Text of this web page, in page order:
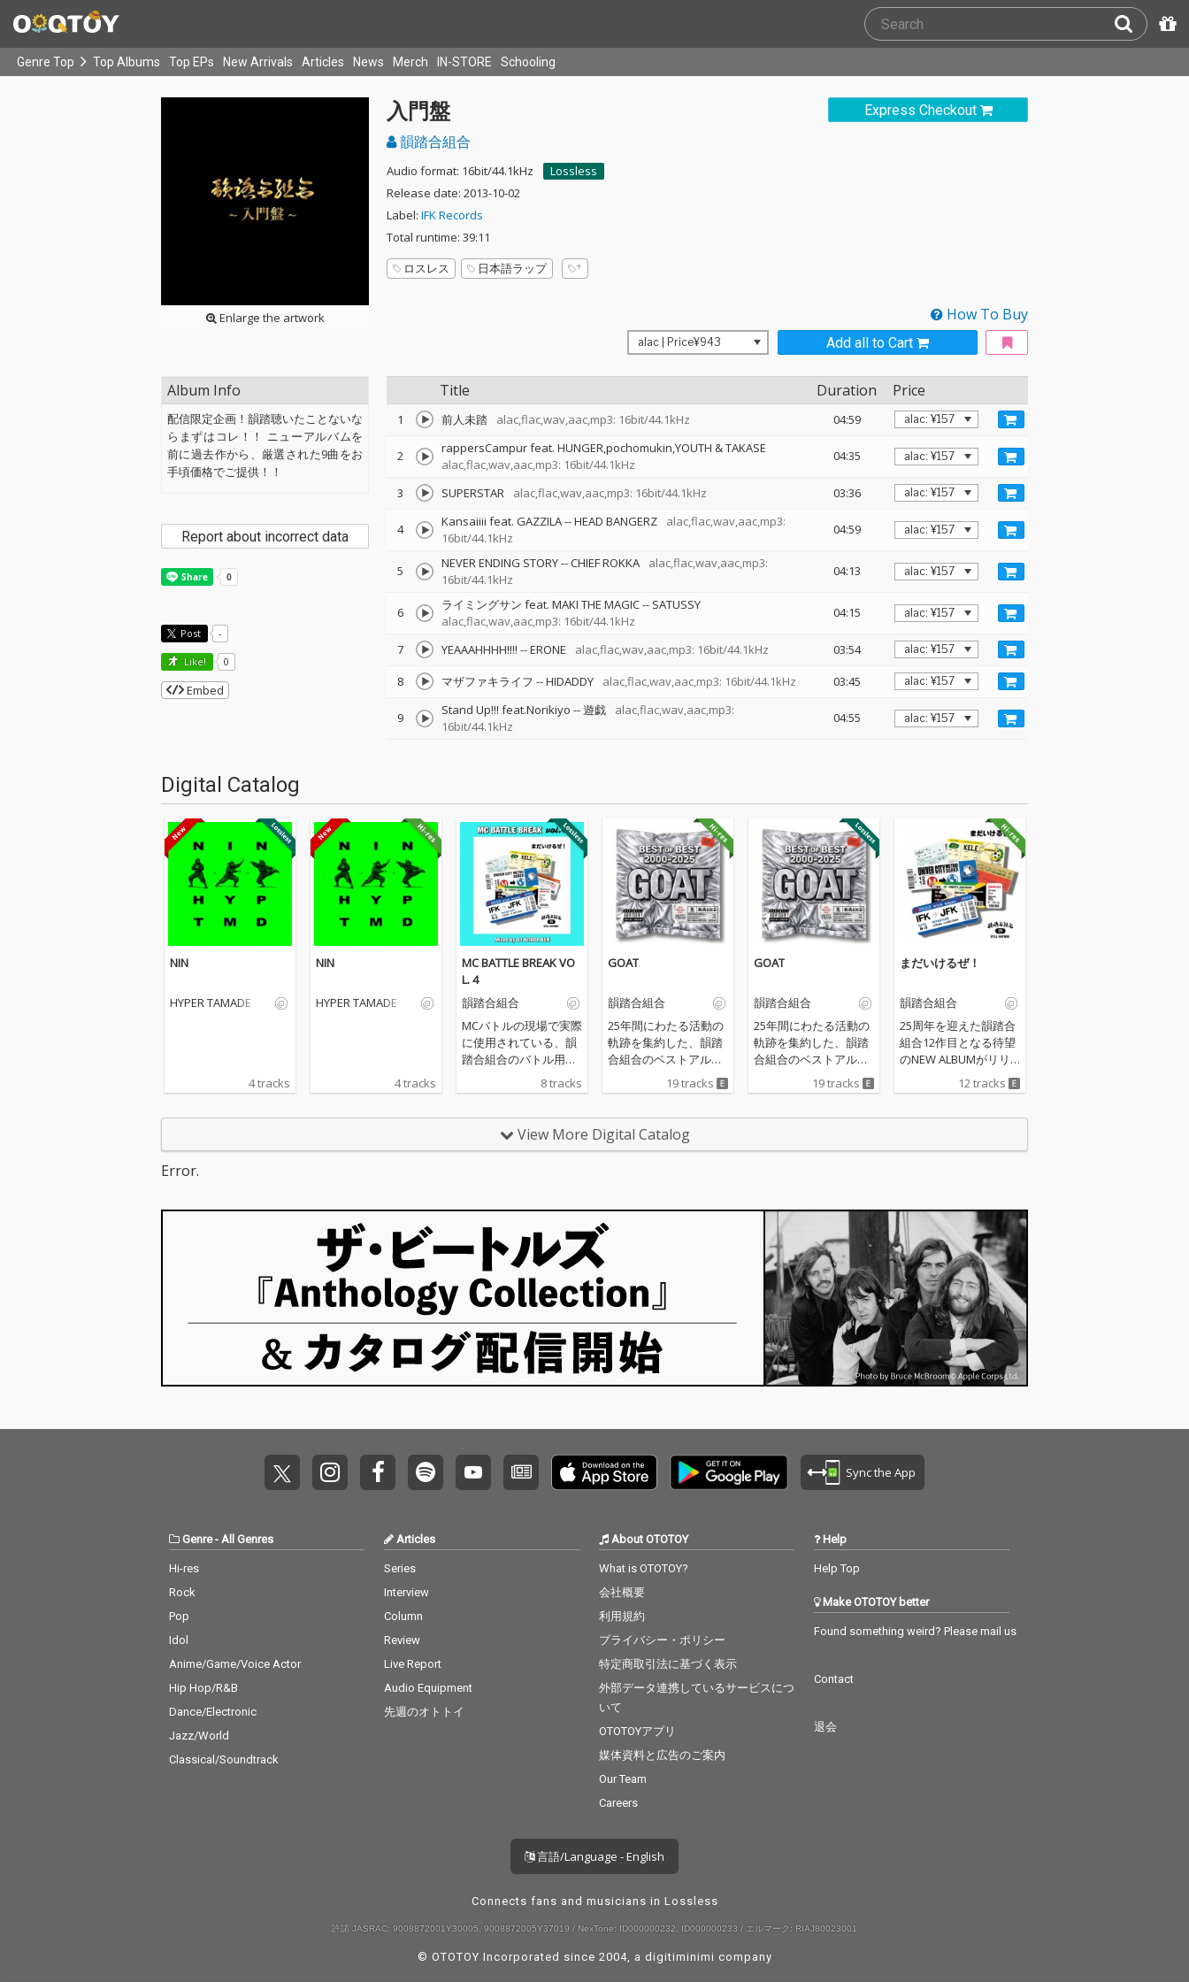
Genre Top Top Albums Top EPs New Arrivals Articles News Merch IN-STORE Schooling
Enlarge the artwork
Express Checkout
入門盤
韻踏合組合
Audio format: 16bit/44.1kHz
Lossless
Release date: 2013-10-02
Label: IFK Records
Total runtime: 39:11
ロスレス
日本語ラップ
How To Buy
Add all to Cart
Title Duration Price
1 前人未踏 alac,flac,wav,aac,mp3: 16bit/44.1kHz 04:59
2
rappersCampur feat. HUNGER,pochomukin,YOUTH & TAKASE
alac,flac,wav,aac,mp3: 16bit/44.1kHz
04:35
3 SUPERSTAR alac,flac,wav,aac,mp3: 16bit/44.1kHz 03:36
4 Kansaiiii feat. GAZZILA--HEAD BANGERZ
alac,flac,wav,aac,mp3:
16bit/44.1kHz
04:59
5 NEVER ENDING STORY--CHIEF ROKKA
alac,flac,wav,aac,mp3:
16bit/44.1kHz
04:13
6 ライミングサン feat. MAKI THE MAGIC-- SATUSSY
alac,flac,wav,aac,mp3: 16bit/44.1kHz
04:15
7 YEAAAHHHH!!!! --ERONE alac,flac,wav,aac,mp3: 16bit/44.1kHz
03:54
8
マザファキライフ --HIDADDY alac,flac,wav,aac,mp3: 16bit/44.1kHz 03:45
9 Stand Up!!! feat.Norikiyo --遊戯
alac,flac,wav,aac,mp3:
16bit/44.1kHz
04:55
Album Info
配信限定企画！韻踏聴いたことないな
らまずはコレ！！ ニューアルバムを
前に過去作から、厳選された9曲をお
手頃価格でご提供！！
Report about incorrect data
Post -
Like! 0
Embed
Digital Catalog
NIN
HYPER TAMADE
4 tracks
NIN
HYPER TAMADE
4 tracks
MC BATTLE BREAK VO
L. 4
韻踏合組合
MCバトルの現場で実際
に使用されている、韻
踏合組合のバトル用ト
ラックシリーズ第4弾
『MC BATTLE BREAK V
ADA KENのプロデュー
スにより、MCバトルで
では、昨年リリースさ
れた韻踏合組合の最新
アルバム『まだいける
ぜ！』から厳選した8
曲をセレクト。各トラ
ックは8小節×4本の構
成となっており、バト
ルやサイファーはもち
ろん、個人の練習用と
しても活用しやすい実
践的な内容となってい
8 tracks
GOAT
韻踏合組合
25年間にわたる活動の
軌跡を集約した、韻踏
合組合のベストアルバ
ム『GOAT (Greatest O
f All Time)』。 「一網
といった代表曲をはじ
め、初期クラシック
E」まで、韻踏合組合
の歴史と進化を体感で
（BK）テーマ曲「和気
藹々 ~ BK 100周年のテ
ーマ~」に加え、GM Y
OSHIと約20年前に制作
された未発表楽曲も収
録！すべての楽曲にリ
るサウンドへと昇華さ
冠された『GOAT』の
名に相応しい、文字通
19 tracks
GOAT
韻踏合組合
25年間にわたる活動の
軌跡を集約した、韻踏
合組合のベストアルバ
ム『GOAT (Greatest O
f All Time)』。 「一網
E」まで、韻踏合組合
の歴史と進化を体感で
きる全19曲を厳選収録
した。 昨年リリースさ
れたNHK大阪放送局
（BK）テーマ曲「和気
藹々 ~ BK 100周年のテ
ーマ~」に加え、GM Y
OSHIと約20年前に制作
された未発表楽曲も収
録！すべての楽曲にリ
るサウンドへと昇華さ
冠された『GOAT』の
名に相応しい、文字通
19 tracks
まだいけるぜ！
韻踏合組合
25周年を迎えた韻踏合
組合12作目となる待望
のNEW ALBUMがリリ
ース！「まだいけるか
って？もちろん”まだい
も初共演となる楽曲が
盛り沢山。カラフルな
トラックに、タイトル
通りの前向きなメッセ
ージがバイブスを上げ
てくれること間違い無
し！日本大阪発、アメ
リカ経由でジャマイカ
、アフリカ、中近東、
果てはブラジルまでを
巡る音の世界旅行。さ
しもう！！
12 tracks
View More Digital Catalog
Error.
Sync the App
Genre- All Genres
Hi-res
Rock
Pop
Idol
Anime/Game/Voice Actor
Hip Hop/R&B
Dance/Electronic
Jazz/World
Classical/Soundtrack
Articles
Series
Interview
Column
Review
Live Report
Audio Equipment
先週のオトトイ
About OTOTOY
What is OTOTOY?
会社概要
利用規約
プライバシー・ポリシー
特定商取引法に基づく表示
外部データ連携しているサービスにつ
いて
OTOTOYアプリ
媒体資料と広告のご案内
Our Team
Careers
Help
Help Top
Make OTOTOY better
Found something weird? Please mail us
Contact
退会
言語/Language - English
Connects fans and musicians in Lossless
許諾 JASRAC: 9008872001Y30005, 9008872005Y37019 / NexTone: ID000000232, ID000000233 / エルマーク: RIAJ80023001
© OTOTOY Incorporated since 2004, a digitiminimi company